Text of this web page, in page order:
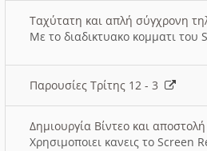
Ταχύτατη και απλή σύγχρονη
Με το διαδικτυακο κομματι
Παρουσίες Τρίτης 12 - 3
Δημιουργία Βίντεο και
Χρησιμοποιει κανεις το Screen